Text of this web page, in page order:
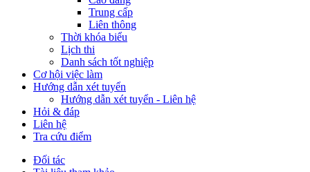
Trung cấp
Liên thông
Thời khóa biểu
Lịch thi
Danh sách tốt nghiệp
Cơ hội việc làm
Hướng dẫn xét tuyển
Hướng dẫn xét tuyển - Liên hệ
Hỏi & đáp
Liên hệ
Tra cứu điểm
Đối tác